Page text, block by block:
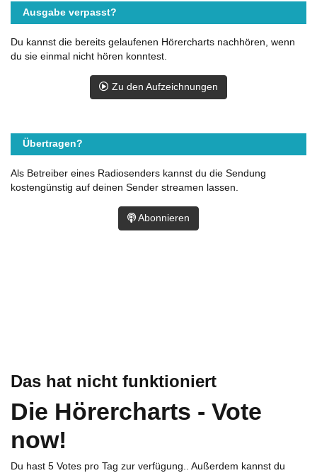
Das hat nicht funktioniert
Die Hörercharts - Vote
now!
Du hast 5 Votes pro Tag zur verfügung.. Außerdem kannst du
Ausgabe verpasst?
Du kannst die bereits gelaufenen Hörercharts nachhören, wenn
du sie einmal nicht hören konntest.
Zu den Aufzeichnungen
Übertragen?
Als Betreiber eines Radiosenders kannst du die Sendung
kostengünstig auf deinen Sender streamen lassen.
Abonnieren